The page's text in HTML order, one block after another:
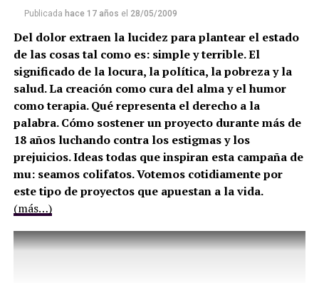
Publicada hace 17 años el 28/05/2009
Del dolor extraen la lucidez para plantear el estado
de las cosas tal como es: simple y terrible. El
significado de la locura, la política, la pobreza y la
salud. La creación como cura del alma y el humor
como terapia. Qué representa el derecho a la
palabra. Cómo sostener un proyecto durante más de
18 años luchando contra los estigmas y los
prejuicios. Ideas todas que inspiran esta campaña de
mu: seamos colifatos. Votemos cotidiamente por
este tipo de proyectos que apuestan a la vida.
(más…)